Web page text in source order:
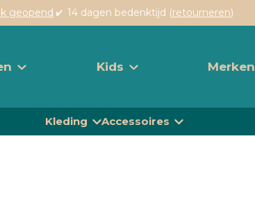
geopend 14 dagen bedenktijd (retourneren)
Kids Merken
Kleding Accessoires